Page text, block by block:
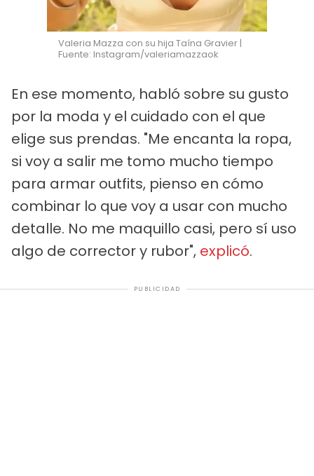
Valeria Mazza con su hija Taína Gravier |
Fuente: Instagram/valeriamazzaok
En ese momento, habló sobre su gusto
por la moda y el cuidado con el que
elige sus prendas. "Me encanta la ropa,
si voy a salir me tomo mucho tiempo
para armar outfits, pienso en cómo
combinar lo que voy a usar con mucho
detalle. No me maquillo casi, pero sí uso
algo de corrector y rubor", explicó.
PUBLICIDAD